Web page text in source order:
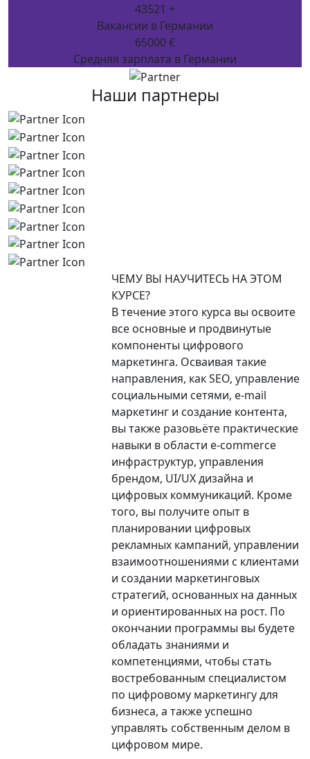
43521 +
Вакансии в Германии
65000 €
Средняя зарплата в Германии
Наши партнеры
ЧЕМУ ВЫ НАУЧИТЕСЬ НА ЭТОМ
КУРСЕ?
В течение этого курса вы освоите
все основные и продвинутые
компоненты цифрового
маркетинга. Осваивая такие
направления, как SEO, управление
социальными сетями, e-mail
маркетинг и создание контента,
вы также разовьёте практические
навыки в области e-commerce
инфраструктур, управления
брендом, UI/UX дизайна и
цифровых коммуникаций. Кроме
того, вы получите опыт в
планировании цифровых
рекламных кампаний, управлении
взаимоотношениями с клиентами
и создании маркетинговых
стратегий, основанных на данных
и ориентированных на рост. По
окончании программы вы будете
обладать знаниями и
компетенциями, чтобы стать
востребованным специалистом
по цифровому маркетингу для
бизнеса, а также успешно
управлять собственным делом в
цифровом мире.